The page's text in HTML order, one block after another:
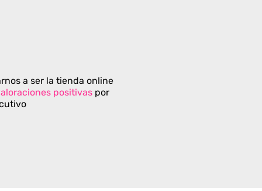
a ser la tienda online
positivas por